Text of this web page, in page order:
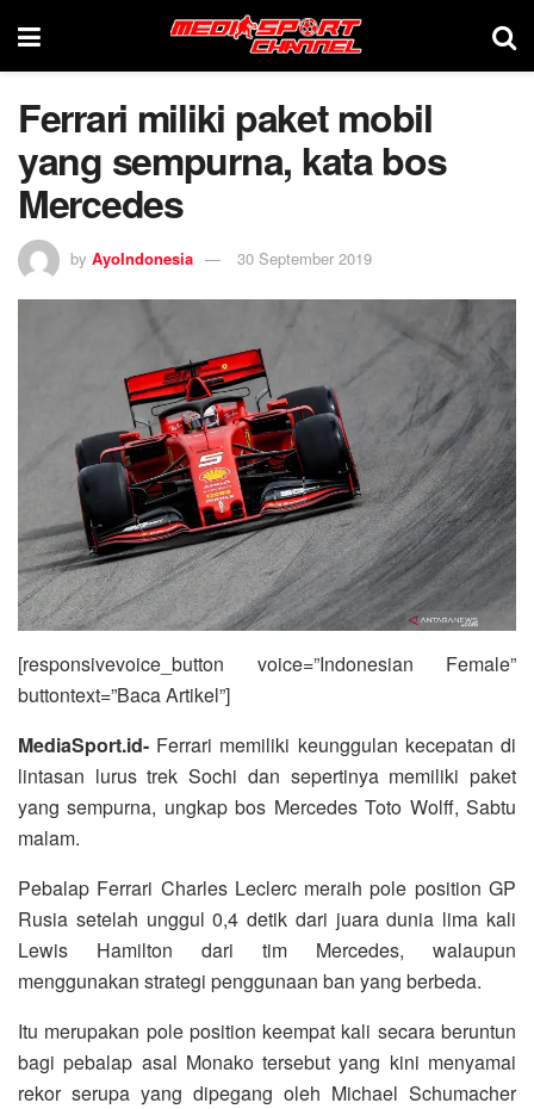
Ferrari miliki paket mobil
yang sempurna, kata bos
Mercedes
by AyoIndonesia 30 September 2019
[responsivevoice_button voice=”Indonesian Female”
buttontext=”Baca Artikel”]
MediaSport.id- Ferrari memiliki keunggulan kecepatan di
lintasan lurus trek Sochi dan sepertinya memiliki paket
yang sempurna, ungkap bos Mercedes Toto Wolff, Sabtu
malam.
Pebalap Ferrari Charles Leclerc meraih pole position GP
Rusia setelah unggul 0,4 detik dari juara dunia lima kali
Lewis Hamilton dari tim Mercedes, walaupun
menggunakan strategi penggunaan ban yang berbeda.
Itu merupakan pole position keempat kali secara beruntun
bagi pebalap asal Monako tersebut yang kini menyamai
rekor serupa yang dipegang oleh Michael Schumacher